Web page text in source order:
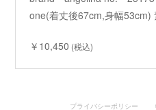
one(着丈後67cm,身幅
￥10,450 (税込)
プライバシーポリシー